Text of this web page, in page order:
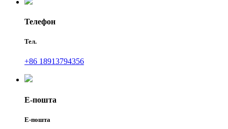
Телефон
Тел.
+86 18913794356
Е-пошта
Е-пошта